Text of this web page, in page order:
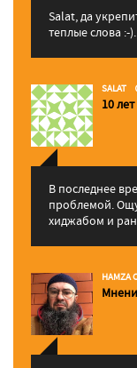
Salat, да
теплые слова :-
SALAT
10
В последнее
проблемой.
хиджабом и
HAMZA